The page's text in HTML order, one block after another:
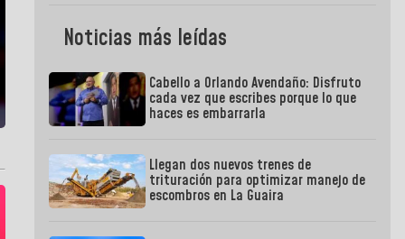
Noticias más leídas
Cabello a Orlando Avendaño: Disfruto
cada vez que escribes porque lo que
haces es embarrarla
Llegan dos nuevos trenes de
trituración para optimizar manejo de
escombros en La Guaira